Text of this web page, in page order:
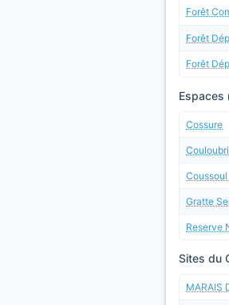
Forêt
Forêt
Forêt
Espaces
Cossure
Gratte
Reserve
Sites du
MARAIS